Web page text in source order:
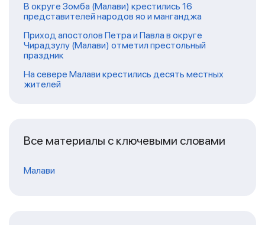
В округе Зомба (Малави) крестились 16
представителей народов яо и манганджа
Приход апостолов Петра и Павла в округе
Чирадзулу (Малави) отметил престольный
праздник
На севере Малави крестились десять местных
жителей
Все материалы с ключевыми словами
Малави